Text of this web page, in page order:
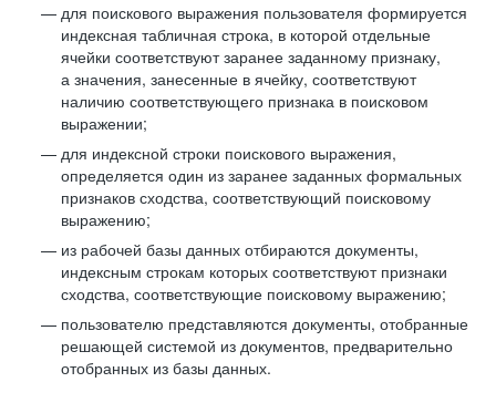
для поискового выражения пользователя формируется
индексная табличная строка, в которой отдельные
ячейки соответствуют заранее заданному признаку,
а значения, занесенные в ячейку, соответствуют
наличию соответствующего признака в поисковом
выражении;
для индексной строки поискового выражения,
определяется один из заранее заданных формальных
признаков сходства, соответствующий поисковому
выражению;
из рабочей базы данных отбираются документы,
индексным строкам которых соответствуют признаки
сходства, соответствующие поисковому выражению;
пользователю представляются документы, отобранные
решающей системой из документов, предварительно
отобранных из базы данных.